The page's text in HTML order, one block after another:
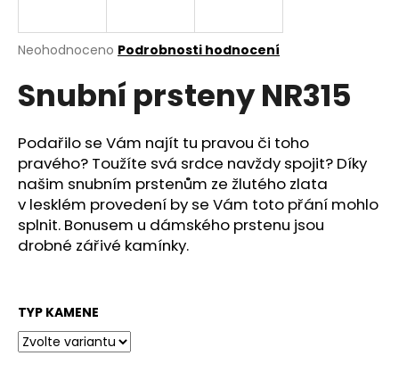
Průměrné
produktu
je
z
5
hvězdiček.
Neohodnoceno Podrobnosti hodnocení
Snubní prsteny NR315
Podařilo se Vám najít tu pravou či toho
pravého? Toužíte svá srdce navždy spojit? Díky
našim snubním prstenům ze žlutého zlata
v lesklém provedení by se Vám toto přání mohlo
splnit. Bonusem u dámského prstenu jsou
drobné zářivé kamínky.
TYP KAMENE
j
t
?
HLEDAT
o
p
o